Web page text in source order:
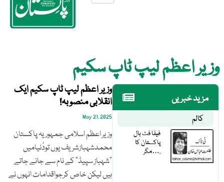
وزیر اعظم لیپ ٹاپ سکیم
مزید خبریں
کالم
فیفا فٹ بال
پاکستان کا
مگر….
وزیر اعظم لیپ ٹاپ سکیم ایک
انقلابی منصوبہ!
May 21, 2025
وزیر اعظم اسلامی جمہوریہ پاکستان
محمدشہبازشریف یوں تودُنیامیں
”شہباز سپیڈ“ کے نام سے جانے جاتے
ہیں لیکن خاص کرجواقدامات انہوں نے